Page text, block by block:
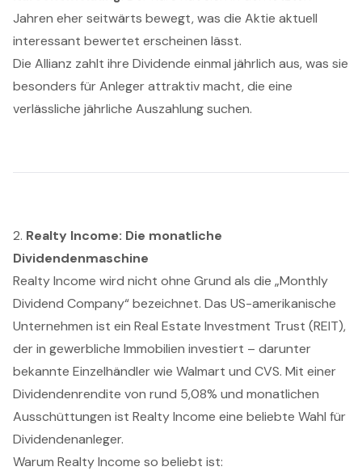
Jahren eher seitwärts bewegt, was die Aktie aktuell
interessant bewertet erscheinen lässt.
Die Allianz zahlt ihre Dividende einmal jährlich aus, was sie
besonders für Anleger attraktiv macht, die eine
verlässliche jährliche Auszahlung suchen.
2. Realty Income: Die monatliche
Dividendenmaschine
Realty Income wird nicht ohne Grund als die „Monthly
Dividend Company“ bezeichnet. Das US-amerikanische
Unternehmen ist ein Real Estate Investment Trust (REIT),
der in gewerbliche Immobilien investiert – darunter
bekannte Einzelhändler wie Walmart und CVS. Mit einer
Dividendenrendite von rund 5,08% und monatlichen
Ausschüttungen ist Realty Income eine beliebte Wahl für
Dividendenanleger.
Warum Realty Income so beliebt ist: